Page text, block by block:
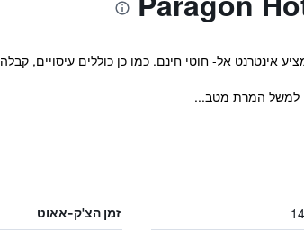
למשל המרת מטב...
זמן הצ'ק-אאוט